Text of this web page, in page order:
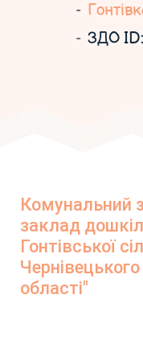
ЗДО
Комунальний
заклад
Гонтівської
області"